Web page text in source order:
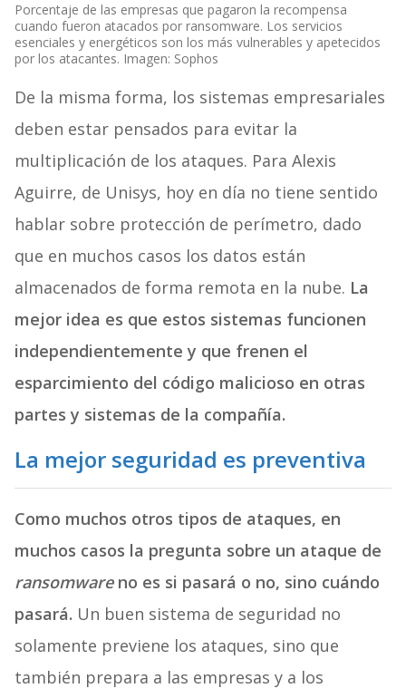
Porcentaje de las empresas que pagaron la recompensa
cuando fueron atacados por ransomware. Los servicios
esenciales y energéticos son los más vulnerables y apetecidos
por los atacantes. Imagen: Sophos
De la misma forma, los sistemas empresariales
deben estar pensados para evitar la
multiplicación de los ataques. Para Alexis
Aguirre, de Unisys, hoy en día no tiene sentido
hablar sobre protección de perímetro, dado
que en muchos casos los datos están
almacenados de forma remota en la nube. La
mejor idea es que estos sistemas funcionen
independientemente y que frenen el
esparcimiento del código malicioso en otras
partes y sistemas de la compañía.
La mejor seguridad es preventiva
Como muchos otros tipos de ataques, en
muchos casos la pregunta sobre un ataque de
ransomwareno es si pasará o no, sino cuándo
pasará. Un buen sistema de seguridad no
solamente previene los ataques, sino que
también prepara a las empresas y a los